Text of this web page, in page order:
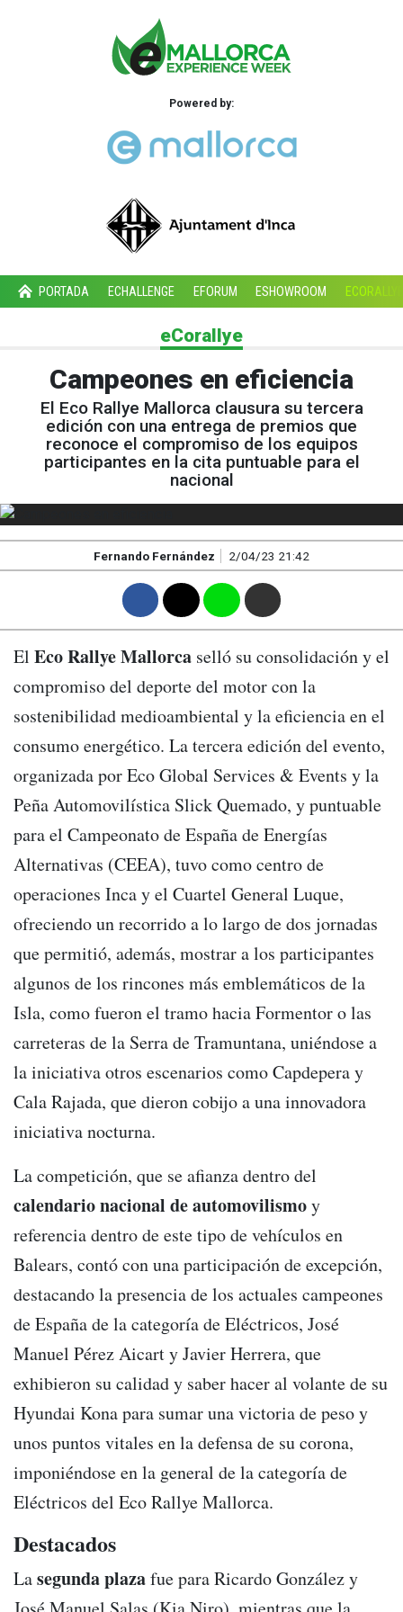
Powered by:
PORTADA ECHALLENGE EFORUM ESHOWROOM
eCorallye
Campeones en eficiencia
El Eco Rallye Mallorca clausura su tercera
edición con una entrega de premios que
reconoce el compromiso de los equipos
participantes en la cita puntuable para el
nacional
Fernando Fernández 2/04/23 21:42
El Eco Rallye Mallorca selló su consolidación y el
compromiso del deporte del motor con la
sostenibilidad medioambiental y la eficiencia en el
consumo energético. La tercera edición del evento,
organizada por Eco Global Services & Events y la
Peña Automovilística Slick Quemado, y puntuable
para el Campeonato de España de Energías
Alternativas (CEEA), tuvo como centro de
operaciones Inca y el Cuartel General Luque,
ofreciendo un recorrido a lo largo de dos jornadas
que permitió, además, mostrar a los participantes
algunos de los rincones más emblemáticos de la
Isla, como fueron el tramo hacia Formentor o las
carreteras de la Serra de Tramuntana, uniéndose a
la iniciativa otros escenarios como Capdepera y
Cala Rajada, que dieron cobijo a una innovadora
iniciativa nocturna.
La competición, que se afianza dentro del
calendario nacional de automovilismoy
referencia dentro de este tipo de vehículos en
Balears, contó con una participación de excepción,
destacando la presencia de los actuales campeones
de España de la categoría de Eléctricos, José
Manuel Pérez Aicart y Javier Herrera, que
exhibieron su calidad y saber hacer al volante de su
Hyundai Kona para sumar una victoria de peso y
unos puntos vitales en la defensa de su corona,
imponiéndose en la general de la categoría de
Eléctricos del Eco Rallye Mallorca.
Destacados
Lasegunda plazafue para Ricardo González y